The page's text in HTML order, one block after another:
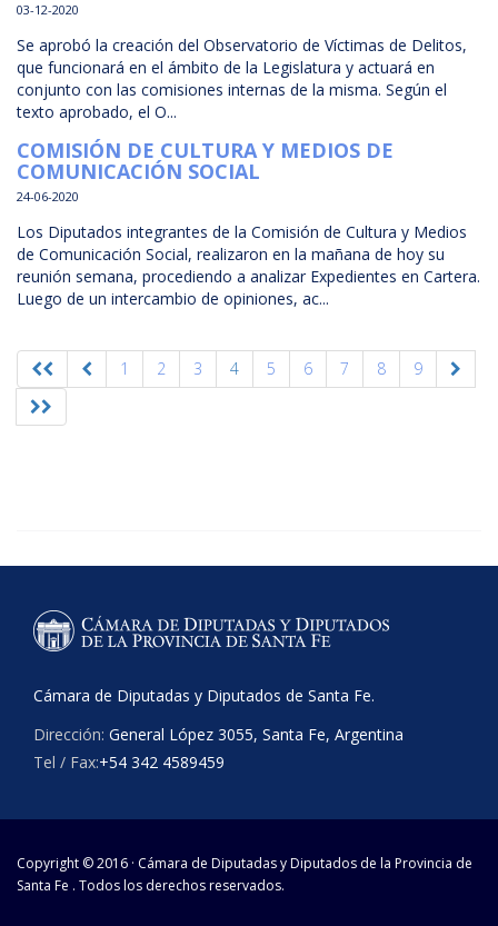
03-12-2020
Se aprobó la creación del Observatorio de Víctimas de Delitos,
que funcionará en el ámbito de la Legislatura y actuará en
conjunto con las comisiones internas de la misma. Según el
texto aprobado, el O...
COMISIÓN DE CULTURA Y MEDIOS DE
COMUNICACIÓN SOCIAL
24-06-2020
Los Diputados integrantes de la Comisión de Cultura y Medios
de Comunicación Social, realizaron en la mañana de hoy su
reunión semana, procediendo a analizar Expedientes en Cartera.
Luego de un intercambio de opiniones, ac...
1 2 3 4 5 6 7 8 9
Cámara de Diputadas y Diputados de Santa Fe.
Dirección: General López 3055, Santa Fe, Argentina
Tel / Fax:+54 342 4589459
Copyright © 2016 · Cámara de Diputadas y Diputados de la Provincia de
Santa Fe . Todos los derechos reservados.